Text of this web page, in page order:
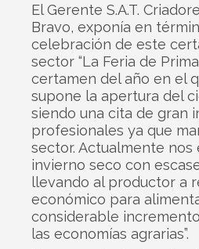
El Gerente S.A.T.
Bravo, exponía en
celebración de este
sector “La Feria de
certamen del año en el
supone la apertura del
siendo una cita de gran
profesionales ya que
sector. Actualmente
invierno seco con
llevando al productor a
económico para
considerable
las economías agrarias”.